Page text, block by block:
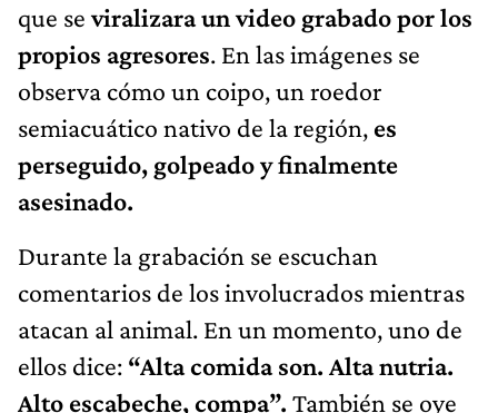
que seviralizara un video grabado por los
propios agresores. En las imágenes se
observa cómo un coipo, un roedor
semiacuático nativo de la región, es
perseguido, golpeado y finalmente
asesinado.
Durante la grabación se escuchan
comentarios de los involucrados mientras
atacan al animal. En un momento, uno de
ellos dice: “Alta comida son. Alta nutria.
Alto escabeche, compa”. También se oye